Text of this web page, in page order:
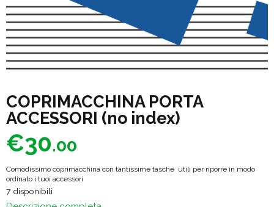
COPRIMACCHINA PORTA
ACCESSORI (no index)
€30.00
Comodissimo coprimacchina con tantissime tasche utili per riporre in modo
ordinato i tuoi accessori
7 disponibili